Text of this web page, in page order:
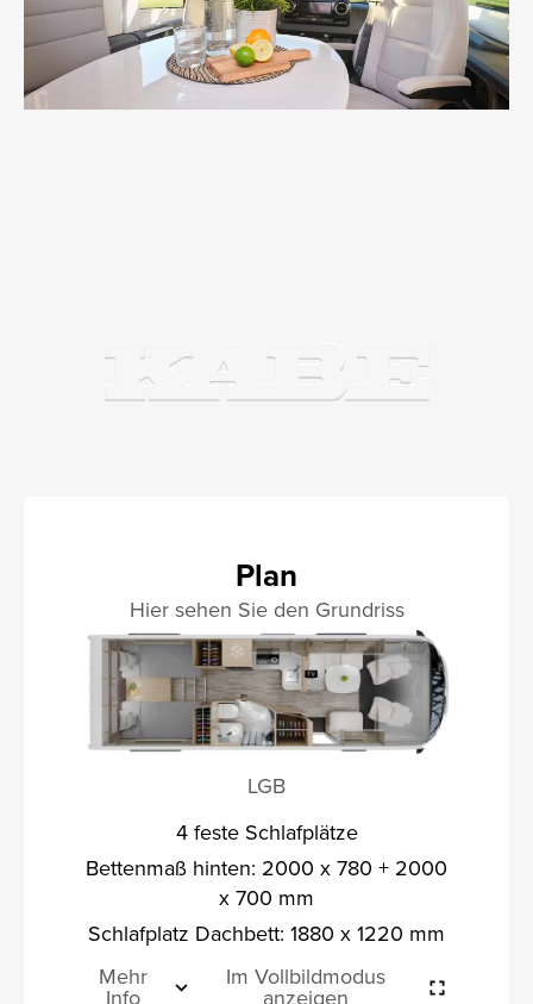
Plan
Hier sehen Sie den Grundriss
LGB
4 feste Schlafplätze
Bettenmaß hinten: 2000 x 780 + 2000
x 700 mm
Schlafplatz Dachbett: 1880 x 1220 mm
Mehr
Info
Im Vollbildmodus
anzeigen